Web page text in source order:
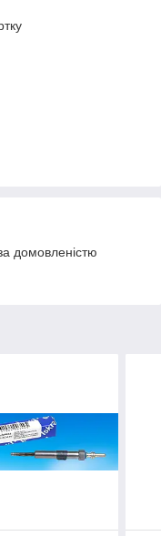
домовленістю